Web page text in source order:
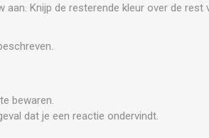
Knijp de resterende kleur over de rest
bewaren.
dat je een reactie ondervindt.